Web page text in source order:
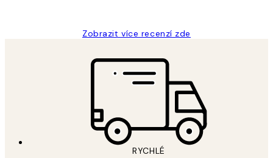
Zobrazit více recenzí zde
RYCHLÉ